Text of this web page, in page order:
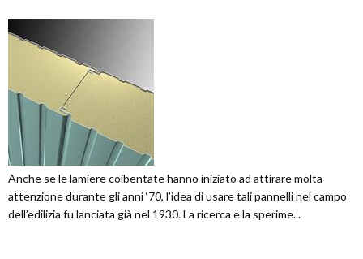
Anche se le lamiere coibentate hanno iniziato ad attirare molta
attenzione durante gli anni ‘70, l’idea di usare tali pannelli nel campo
dell’edilizia fu lanciata già nel 1930. La ricerca e la sperime...